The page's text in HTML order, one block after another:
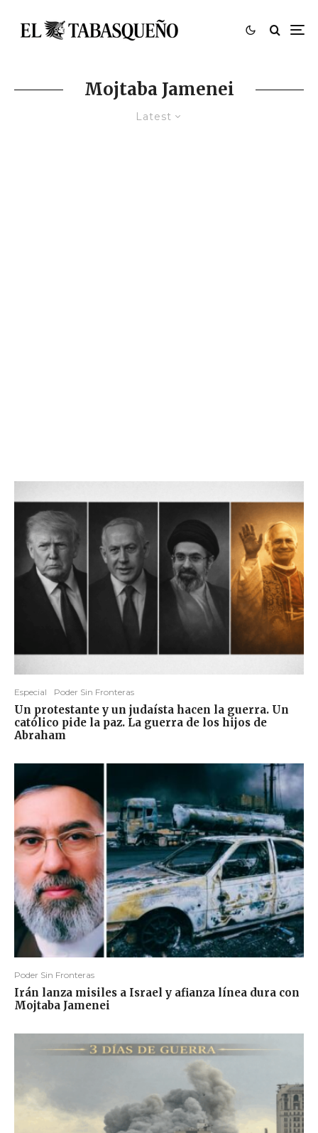
Mojtaba Jamenei
Latest
Especial Poder Sin Fronteras
Un protestante y un judaísta hacen la guerra. Un
católico pide la paz. La guerra de los hijos de
Abraham
Poder Sin Fronteras
Irán lanza misiles a Israel y afianza línea dura con
Mojtaba Jamenei